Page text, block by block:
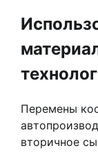
Перемены
вторичное